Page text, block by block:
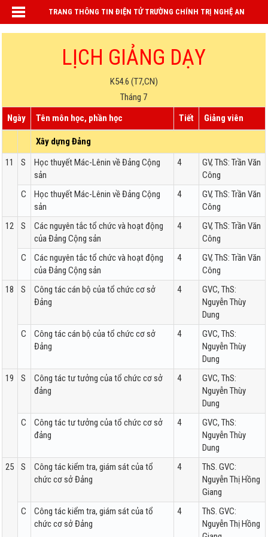
TRANG THÔNG TIN ĐIỆN TỬ TRƯỜNG CHÍNH TRỊ NGHỆ AN
LỊCH GIẢNG DẠY
K54.6 (T7,CN)
Tháng 7
Ngày
Tên môn học, phần học Tiết Giảng viên
Xây dựng Đảng
11
S
Học thuyết Mác-Lênin về Đảng Cộng
sản
4
GV, ThS: Trần Văn
Công
C
Học thuyết Mác-Lênin về Đảng Cộng
sản
4
GV, ThS: Trần Văn
Công
12
S
Các nguyên tắc tổ chức và hoạt động
của Đảng Cộng sản
4
GV, ThS: Trần Văn
Công
C
Các nguyên tắc tổ chức và hoạt động
của Đảng Cộng sản
4
GV, ThS: Trần Văn
Công
18
S
Công tác cán bộ của tổ chức cơ sở
Đảng
4
GVC, ThS:
Nguyễn Thùy
Dung
C
Công tác cán bộ của tổ chức cơ sở
Đảng
4
GVC, ThS:
Nguyễn Thùy
Dung
19
S
Công tác tư tưởng của tổ chức cơ sở
đảng
4
GVC, ThS:
Nguyễn Thùy
Dung
C
Công tác tư tưởng của tổ chức cơ sở
đảng
4
GVC, ThS:
Nguyễn Thùy
Dung
25
S
Công tác kiểm tra, giám sát của tổ
chức cơ sở Đảng
4
ThS. GVC:
Nguyễn Thị Hồng
Giang
C
Công tác kiểm tra, giám sát của tổ
chức cơ sở Đảng
4
ThS. GVC:
Nguyễn Thị Hồng